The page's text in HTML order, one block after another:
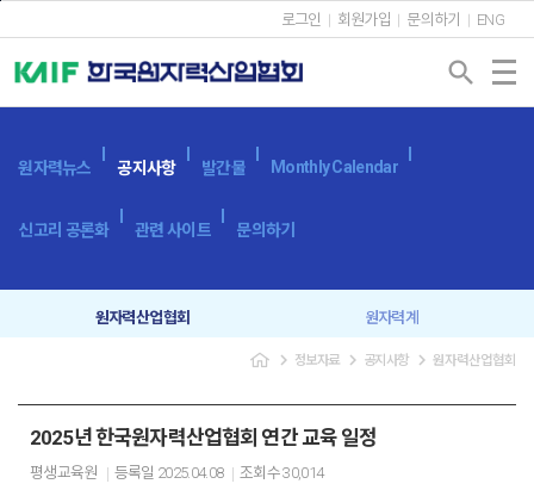
로그인 회원가입 문의하기 ENG
search
원자력뉴스 공지사항 발간물 Monthly Calendar
신고리 공론화 관련 사이트 문의하기
원자력산업협회 원자력계
navigate_next 정보자료 navigate_next 공지사항 navigate_next 원자력산업협회
2025년 한국원자력산업협회 연간 교육 일정
평생교육원 등록일 2025.04.08 조회수30,014